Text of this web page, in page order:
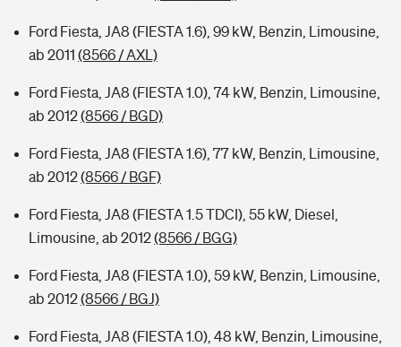
Ford Fiesta, JA8 (FIESTA 1.6), 99 kW, Benzin, Limousine,
ab 2011 (8566 / AXL)
Ford Fiesta, JA8 (FIESTA 1.0), 74 kW, Benzin, Limousine,
ab 2012(8566 / BGD)
Ford Fiesta, JA8 (FIESTA 1.6), 77 kW, Benzin, Limousine,
ab 2012(8566 / BGF)
Ford Fiesta, JA8 (FIESTA 1.5 TDCI), 55 kW, Diesel,
Limousine, ab 2012(8566 / BGG)
Ford Fiesta, JA8 (FIESTA 1.0), 59 kW, Benzin, Limousine,
ab 2012(8566 / BGJ)
Ford Fiesta, JA8 (FIESTA 1.0), 48 kW, Benzin, Limousine,